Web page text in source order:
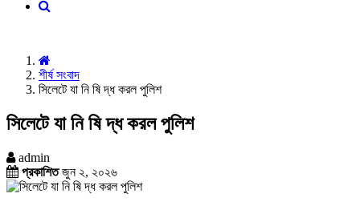
শীর্ষ সংবাদ
সিলেটে যা নি ষি দ্ধ করল পুলিশ
সিলেটে যা নি ষি দ্ধ করল পুলিশ
admin
প্রকাশিতজুন ২, ২০২৬